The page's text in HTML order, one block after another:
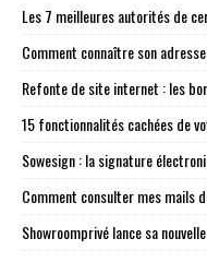
Les 7 meilleures autorités de
Comment connaître son
Refonte de site internet : les
15 fonctionnalités cachées de
Sowesign : la signature
Comment consulter mes mails
Showroomprivé lance sa